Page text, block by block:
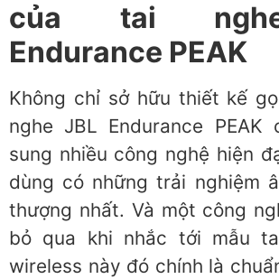
của tai
Endurance PEAK
Không chỉ sở hữu thiết kế
nghe JBL Endurance
sung nhiều công nghệ hiện
dùng có những trải nghiệm
thượng nhất. Và một công
bỏ qua khi nhắc tới mẫu
wireless này đó chính là